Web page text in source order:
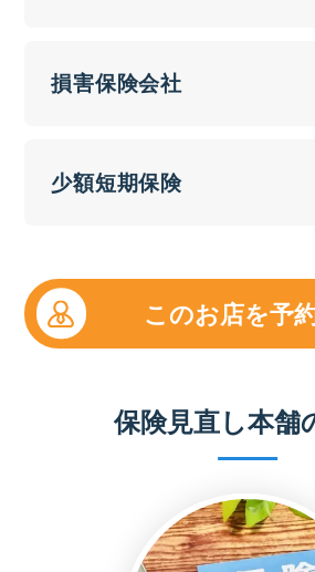
損害保険会社
少額短期保険
このお店を予
保険見直し本舗